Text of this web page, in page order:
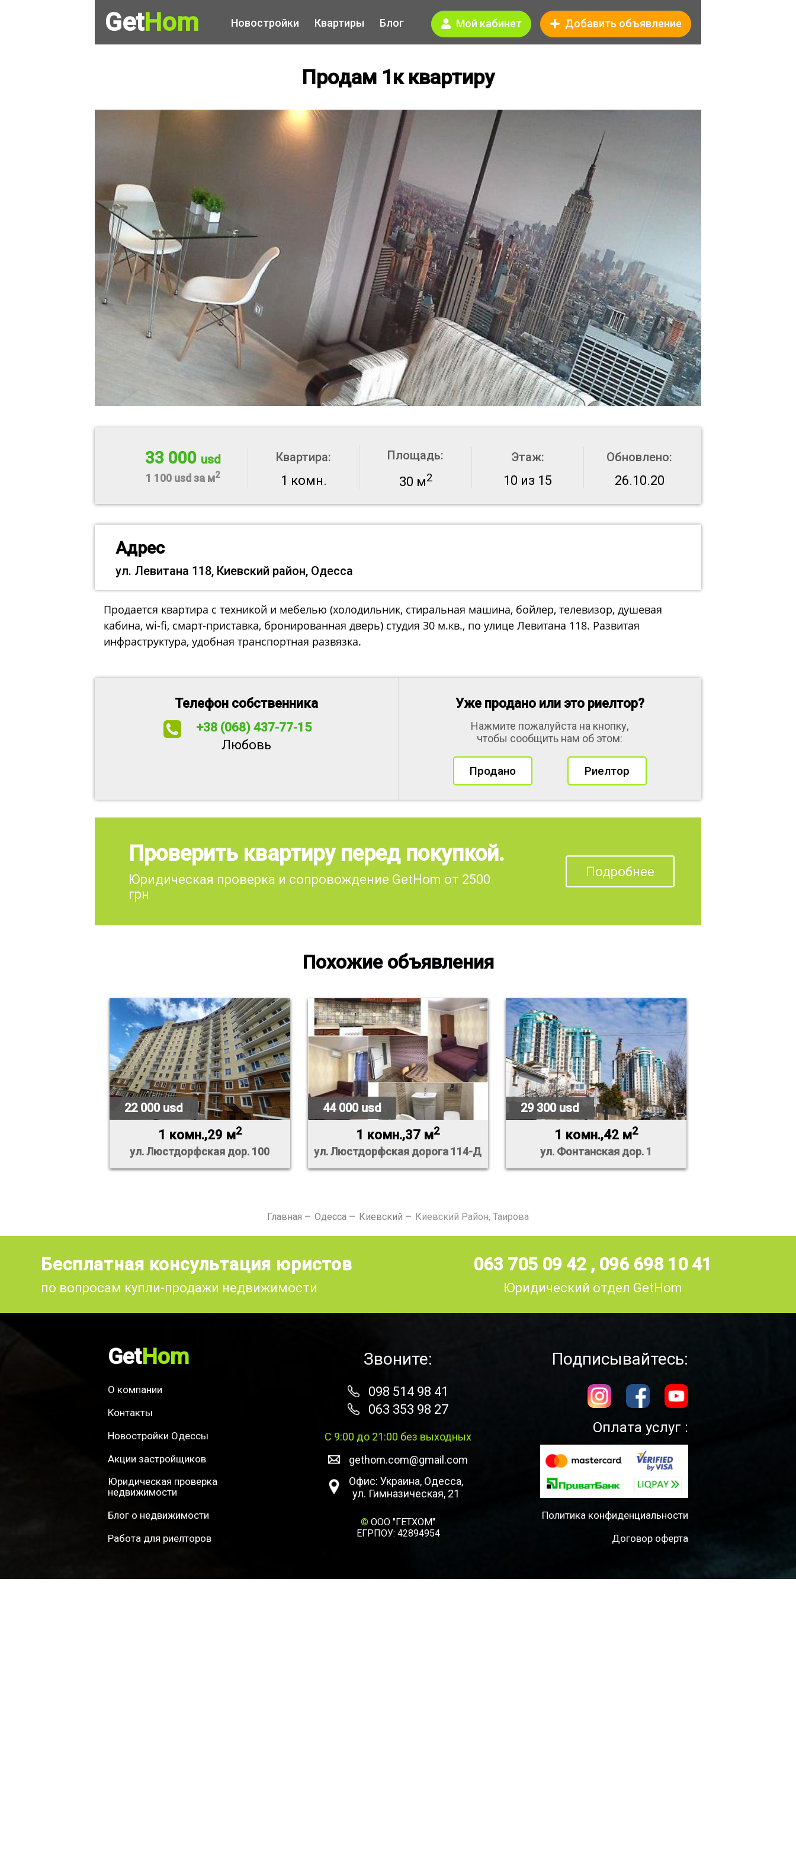
GetHom Новостройки Квартиры Блог Мой кабинет Добавить объявление
Продам 1к квартиру
33 000 usd
1 100 usd за м2
Квартира:
1 комн.
Площадь:
30 м2
Этаж:
10 из 15
Обновлено:
26.10.20
Адрес
ул. Левитана 118, Киевский район, Одесса
Продается квартира с техникой и мебелью (холодильник, стиральная машина, бойлер, телевизор, душевая
кабина, wi-fi, смарт-приставка, бронированная дверь) студия 30 м.кв., по улице Левитана 118. Развитая
инфраструктура, удобная транспортная развязка.
Телефон собственника
+38 (068) 437-77-15
Любовь
Уже продано или это риелтор?
Нажмите пожалуйста на кнопку,
чтобы сообщить нам об этом:
Продано Риелтор
Проверить квартиру перед покупкой.
Юридическая проверка и сопровождение GetHom от 2500
грн
Подробнее
Похожие объявления
22 000 usd
1 комн.,29 м2
ул. Люстдорфская дор. 100
44 000 usd
1 комн.,37 м2
ул. Люстдорфская дорога 114-Д
29 300 usd
1 комн.,42 м2
ул. Фонтанская дор. 1
Главная Одесса Киевский Киевский Район, Таирова
Бесплатная консультация юристов
по вопросам купли-продажи недвижимости
063 705 09 42 , 096 698 10 41
Юридический отдел GetHom
GetHom
О компании
Контакты
Новостройки Одессы
Акции застройщиков
Юридическая проверка
недвижимости
Блог о недвижимости
Работа для риелторов
Звоните:
098 514 98 41
063 353 98 27
С 9:00 до 21:00 без выходных
gethom.com@gmail.com
Офис: Украина, Одесса,
ул. Гимназическая, 21
© ООО "ГЕТХОМ"
ЕГРПОУ: 42894954
Подписывайтесь:
Оплата услуг :
Политика конфиденциальности
Договор оферта